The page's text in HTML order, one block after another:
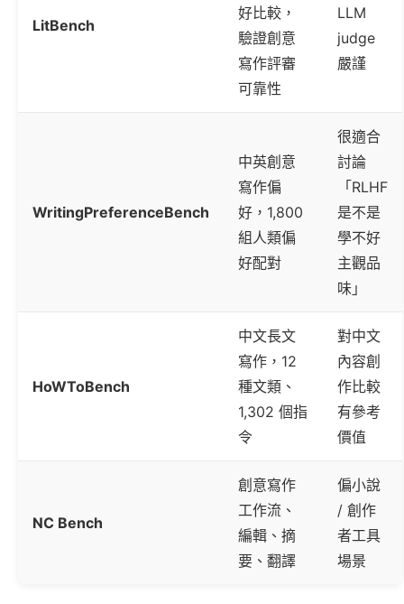
LitBench
好比較，
驗證創意
寫作評審
可靠性
LLM
judge
嚴謹
WritingPreferenceBench
中英創意
寫作偏
好，1,800
組人類偏
好配對
很適合
討論
「RLHF
是不是
學不好
主觀品
味」
HoWToBench
中文長文
寫作，12
種文類、
1,302 個指
令
對中文
內容創
作比較
有參考
價值
NC Bench
創意寫作
工作流、
編輯、摘
要、翻譯
偏小說
/ 創作
者工具
場景